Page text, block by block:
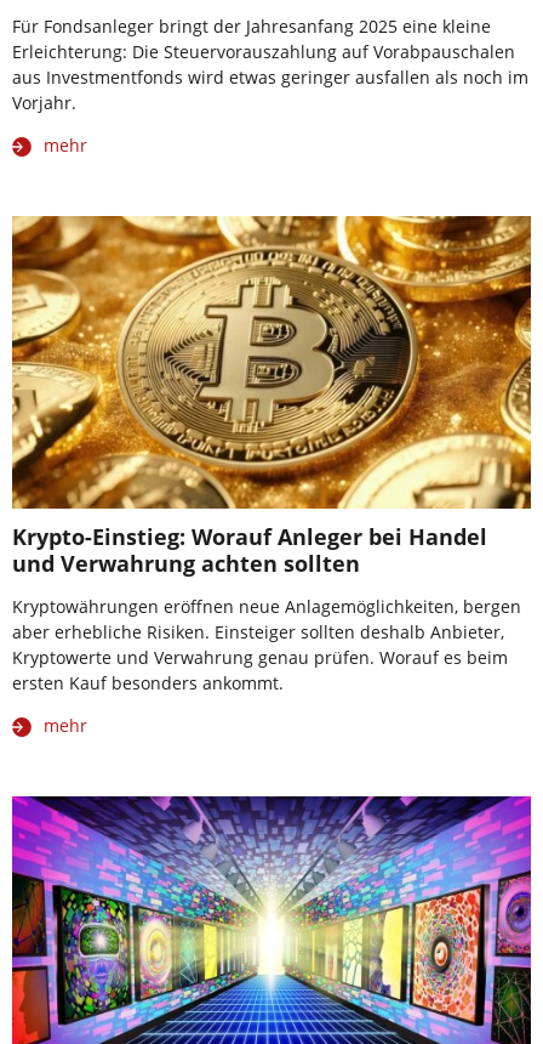
Für Fondsanleger bringt der Jahresanfang 2025 eine kleine
Erleichterung: Die Steuervorauszahlung auf Vorabpauschalen
aus Investmentfonds wird etwas geringer ausfallen als noch im
Vorjahr.
mehr
Krypto-Einstieg: Worauf Anleger bei Handel
und Verwahrung achten sollten
Kryptowährungen eröffnen neue Anlagemöglichkeiten, bergen
aber erhebliche Risiken. Einsteiger sollten deshalb Anbieter,
Kryptowerte und Verwahrung genau prüfen. Worauf es beim
ersten Kauf besonders ankommt.
mehr